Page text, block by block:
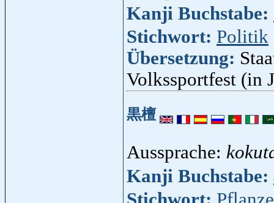
Kanji Buchstabe:
Stichwort: Politik
Übersetzung:
Volkssportfest (in
黒檀
Aussprache:
Kanji Buchstabe: